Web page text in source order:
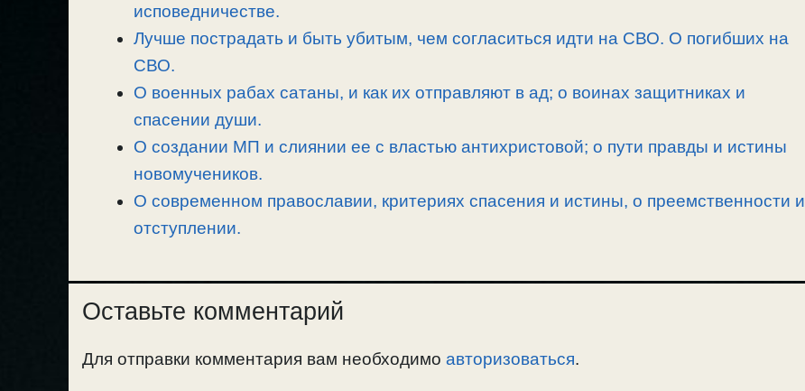
a
m
o
k
и
т
исповедничестве.
Лучше пострадать и быть убитым, чем согласиться идти на СВО. О погибших на
СВО.
О военных рабах сатаны, и как их отправляют в ад; о воинах защитниках и
спасении души.
О создании МП и слиянии ее с властью антихристовой; о пути правды и истины
новомучеников.
О современном православии, критериях спасения и истины, о преемственности и
отступлении.
Оставьте комментарий
Для отправки комментария вам необходимо авторизоваться.